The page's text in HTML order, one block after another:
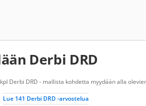
Derbi DRD
Derbi DRD - mallista kohdetta myydään alla
Lue 141 Derbi DRD -arvostelua